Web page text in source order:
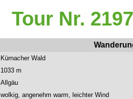
Tour Nr.
Kürnacher Wald
1033 m
Allgäu
wolkig, angenehm warm, leichter Wind